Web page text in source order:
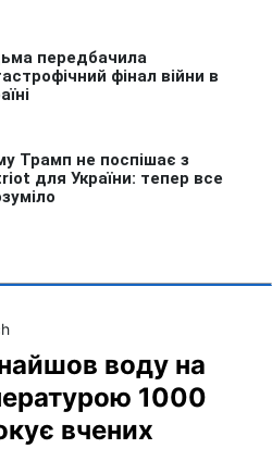
воду на
1000
вчених